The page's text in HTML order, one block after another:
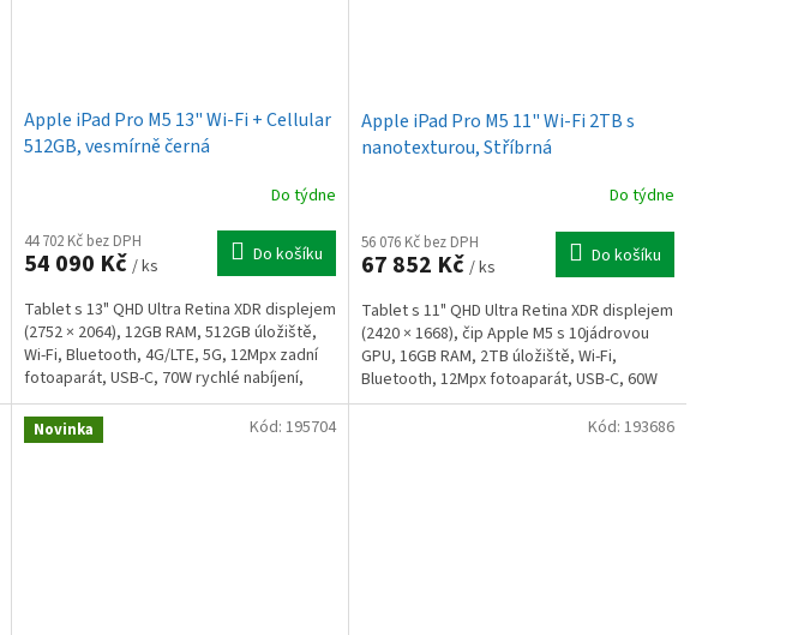
Apple iPad Pro M5 13" Wi-Fi + Cellular
512GB, vesmírně černá
Do týdne
44 702 Kč bez DPH
54 090 Kč / ks Do košíku
Tablet s 13" QHD Ultra Retina XDR displejem
(2752 × 2064), 12GB RAM, 512GB úložiště,
Wi-Fi, Bluetooth, 4G/LTE, 5G, 12Mpx zadní
fotoaparát, USB-C, 70W rychlé nabíjení,
iPadOS 26.
Apple iPad Pro M5 11" Wi-Fi 2TB s
nanotexturou, Stříbrná
Do týdne
56 076 Kč bez DPH
67 852 Kč / ks Do košíku
Tablet s 11" QHD Ultra Retina XDR displejem
(2420 × 1668), čip Apple M5 s 10jádrovou
GPU, 16GB RAM, 2TB úložiště, Wi-Fi,
Bluetooth, 12Mpx fotoaparát, USB-C, 60W
nabíjení, iPadOS...
Novinka Kód: 195704 Kód: 193686